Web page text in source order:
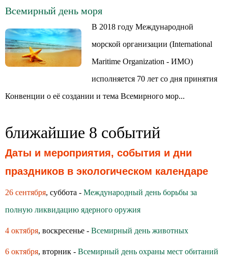
Всемирный день моря
В 2018 году Международной
морской организации (International
Maritime Organization - ИМО)
исполняется 70 лет со дня принятия
Конвенции о её создании и тема Всемирного мор...
ближайшие 8 событий
Даты и мероприятия, события и дни
праздников в экологическом календаре
26 сентября, суббота - Международный день борьбы за
полную ликвидацию ядерного оружия
4 октября, воскресенье - Всемирный день животных
6 октября, вторник - Всемирный день охраны мест обитаний